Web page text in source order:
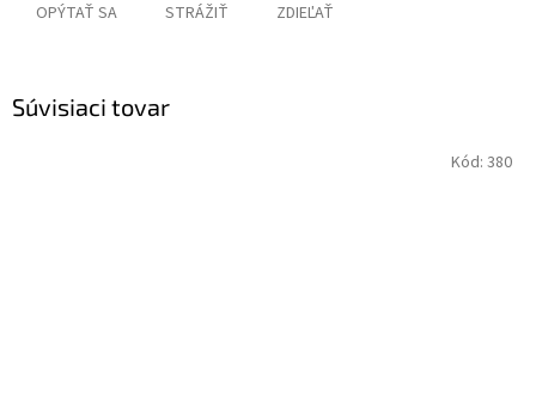
OPÝTAŤ SA STRÁŽIŤ ZDIEĽAŤ
Súvisiaci tovar
Kód: 380